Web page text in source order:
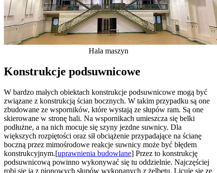
Hala maszyn
Konstrukcje podsuwnicowe
W bardzo małych obiektach konstrukcje podsuwnicowe mogą być
związane z konstrukcją ścian bocznych. W takim przypadku są one
zbudowane ze wsporników, które wystają ze słupów ram. Są one
skierowane w stronę hali. Na wspornikach umieszcza się belki
podłużne, a na nich mocuje się szyny jezdne suwnicy. Dla
większych rozpiętości oraz sił obciążenie przypadające na ścianę
boczną przez mimośrodowe reakcje suwnicy może być błędem
konstrukcyjnym.[uprawnienia budowlane] Przez to konstrukcję
podsuwnicową powinno wykonywać się tu oddzielnie. Najczęściej
robi się ją z pionowych słupów wykonanych z żelbetu. Licuje się ze